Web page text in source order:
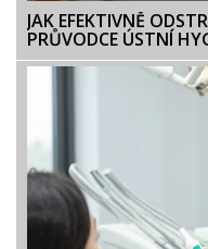
JAK EFEKTIVNĚ
PRŮVODCE ÚSTNÍ